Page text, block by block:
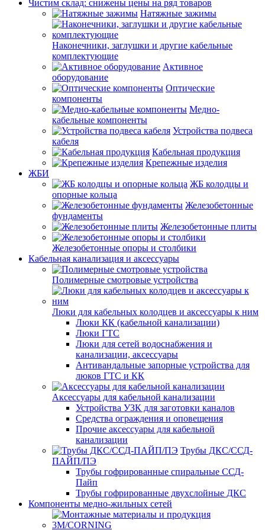
Чистим склад: снижены цены на ряд товаров
Натяжные зажимы
Наконечники, заглушки и другие кабельные
комплектующие
Активное
оборудование
Оптические
компоненты
Медно-
кабельные компоненты
Устройства подвеса
кабеля
Кабельная продукция
Крепежные изделия
ЖБИ
ЖБ колодцы и
опорные кольца
Железобетонные
фундаменты
Железобетонные плиты
Железобетонные опоры и столбики
Кабельная канализация и аксессуары
Полимерные смотровые устройства
Люки для кабельных колодцев и аксессуары к ним
Люки КК (кабельной канализации)
Люки ГТС
Люки для сетей водоснабжения и
канализации, аксессуары
Антивандальные запорные устройства для
люков ГТС и КК
Аксессуары для кабельной канализации
Устройства УЗК для заготовки каналов
Средства ограждения и оповещения
Прочие аксессуары для кабельной
канализации
Трубы ДКС/ССД-
ПАЙП/ПЭ
Трубы гофрированные спиральные ССД-
Пайп
Трубы гофрированные двухслойные ДКС
Компоненты медно-жильных сетей